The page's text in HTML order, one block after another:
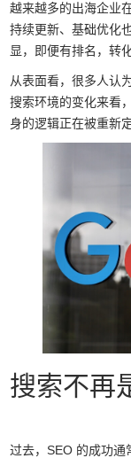
越来越多的出海企业
持续更新、基础优化
显，即便有排名，转
从表面看，很多人认
搜索环境的变化来看
身的逻辑正在被重新定
搜索不再
过去，SEO 的成功通